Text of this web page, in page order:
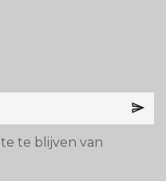
te blijven van